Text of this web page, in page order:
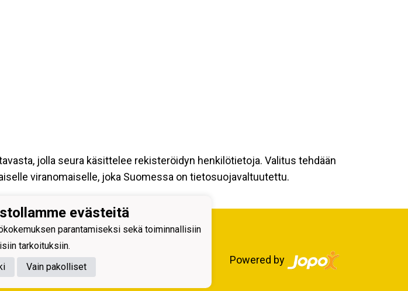
jolla seura käsittelee rekisteröidyn henkilötietoja. Valitus tehdään
viranomaiselle, joka Suomessa on tietosuojavaltuutettu.
Powered by
evästeitä
parantamiseksi sekä toiminnallisiin
tarkoituksiin.
Vain pakolliset